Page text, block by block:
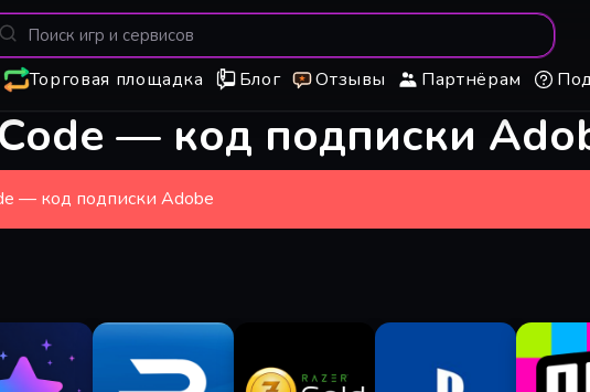
Торговая площадка Блог Отзывы Партнёрам
— код подписки
— код подписки Adobe